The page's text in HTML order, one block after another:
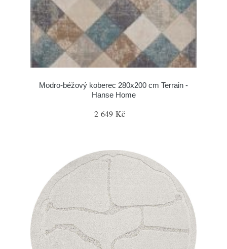
Modro-béžový koberec 280x200 cm Terrain -
Hanse Home
2 649 Kč